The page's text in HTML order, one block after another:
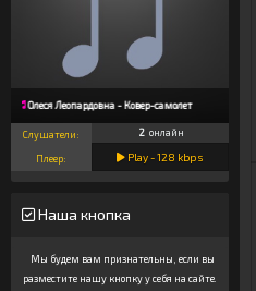
Олеся Леопардовна - Ковер-самолет
Слушатели: 2 онлайн
Плеер: Play -128 kbps
Наша кнопка
Мы будем вам признательны, если вы
разместите нашу кнопку у себя на сайте.